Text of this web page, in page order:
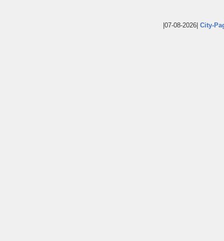
|07-08-2026| City-